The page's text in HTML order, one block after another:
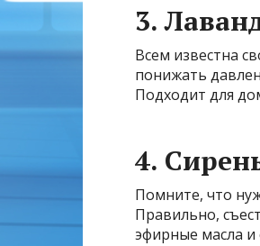
3.
Всем известна
понижать
Подходит для
4.
Помните, что
Правильно,
эфирные масла и